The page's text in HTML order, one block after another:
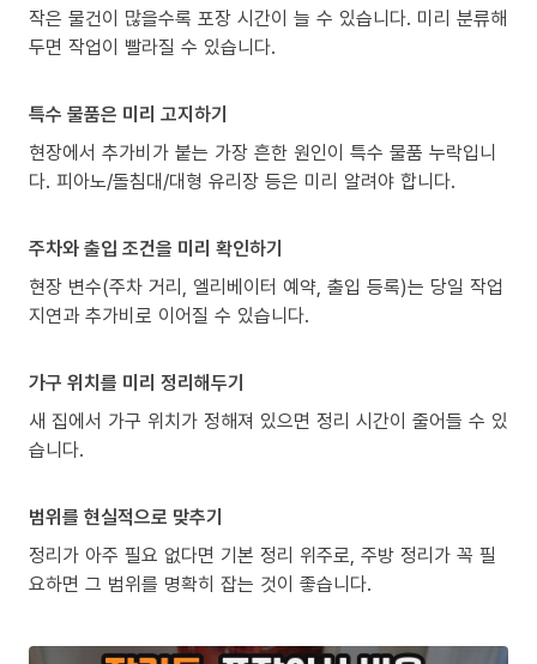
작은 물건이 많을수록 포장 시간이 늘 수 있습니다. 미리 분류해
두면 작업이 빨라질 수 있습니다.
특수 물품은 미리 고지하기
현장에서 추가비가 붙는 가장 흔한 원인이 특수 물품 누락입니
다. 피아노/돌침대/대형 유리장 등은 미리 알려야 합니다.
주차와 출입 조건을 미리 확인하기
현장 변수(주차 거리, 엘리베이터 예약, 출입 등록)는 당일 작업
지연과 추가비로 이어질 수 있습니다.
가구 위치를 미리 정리해두기
새 집에서 가구 위치가 정해져 있으면 정리 시간이 줄어들 수 있
습니다.
범위를 현실적으로 맞추기
정리가 아주 필요 없다면 기본 정리 위주로, 주방 정리가 꼭 필
요하면 그 범위를 명확히 잡는 것이 좋습니다.